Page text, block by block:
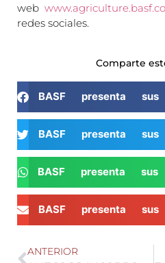
web
redes sociales.
Comparte
BASF presenta
BASF presenta
BASF presenta
BASF presenta
ANTERIOR